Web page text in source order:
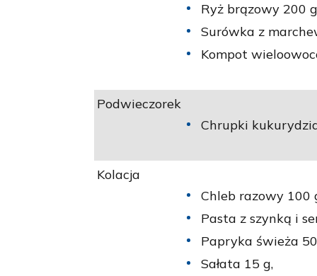
Ryż brązowy 200
Surówka z
Kompot
Podwieczorek
Chrupki
Kolacja
Chleb razowy 100
Pasta z szynką i
Papryka świeża
Sałata 15 g,